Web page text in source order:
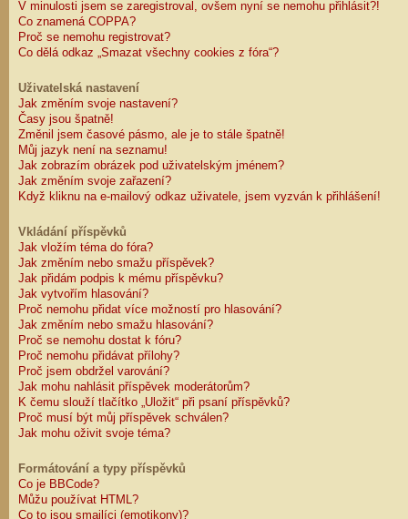
V minulosti jsem se zaregistroval, ovšem nyní se nemohu přihlásit?!
Co znamená COPPA?
Proč se nemohu registrovat?
Co dělá odkaz „Smazat všechny cookies z fóra“?
Uživatelská nastavení
Jak změním svoje nastavení?
Časy jsou špatně!
Změnil jsem časové pásmo, ale je to stále špatně!
Můj jazyk není na seznamu!
Jak zobrazím obrázek pod uživatelským jménem?
Jak změním svoje zařazení?
Když kliknu na e-mailový odkaz uživatele, jsem vyzván k přihlášení!
Vkládání příspěvků
Jak vložím téma do fóra?
Jak změním nebo smažu příspěvek?
Jak přidám podpis k mému příspěvku?
Jak vytvořím hlasování?
Proč nemohu přidat více možností pro hlasování?
Jak změním nebo smažu hlasování?
Proč se nemohu dostat k fóru?
Proč nemohu přidávat přílohy?
Proč jsem obdržel varování?
Jak mohu nahlásit příspěvek moderátorům?
K čemu slouží tlačítko „Uložit“ při psaní příspěvků?
Proč musí být můj příspěvek schválen?
Jak mohu oživit svoje téma?
Formátování a typy příspěvků
Co je BBCode?
Můžu používat HTML?
Co to jsou smajlíci (emotikony)?